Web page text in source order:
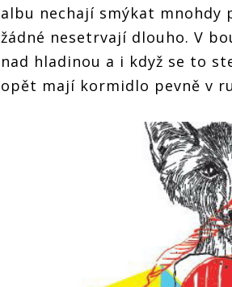
albu nechají smýkat mnohdy
žádné nesetrvají dlouho. V
nad hladinou a i když se to
opět mají kormidlo pevně v